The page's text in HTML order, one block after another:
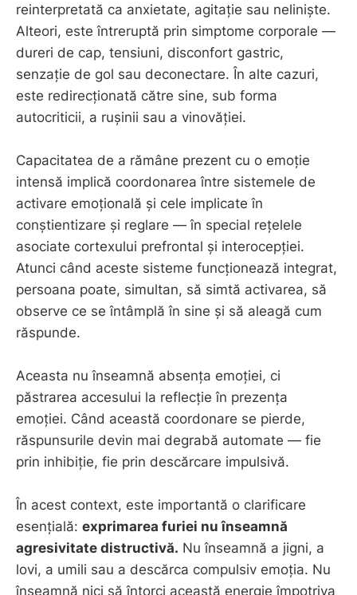
reinterpretată ca anxietate, agitație sau neliniște.
Alteori, este întreruptă prin simptome corporale —
dureri de cap, tensiuni, disconfort gastric,
senzație de gol sau deconectare. În alte cazuri,
este redirecționată către sine, sub forma
autocriticii, a rușinii sau a vinovăției.
Capacitatea de a rămâne prezent cu o emoție
intensă implică coordonarea între sistemele de
activare emoțională și cele implicate în
conștientizare și reglare — în special rețelele
asociate cortexului prefrontal și interocepției.
Atunci când aceste sisteme funcționează integrat,
persoana poate, simultan, să simtă activarea, să
observe ce se întâmplă în sine și să aleagă cum
răspunde.
Aceasta nu înseamnă absența emoției, ci
păstrarea accesului la reflecție în prezența
emoției. Când această coordonare se pierde,
răspunsurile devin mai degrabă automate — fie
prin inhibiție, fie prin descărcare impulsivă.
În acest context, este importantă o clarificare
esențială: exprimarea furiei nu înseamnă
agresivitate distructivă. Nu înseamnă a jigni, a
lovi, a umili sau a descărca compulsiv emoția. Nu
înseamnă nici să întorci această energie împotriva